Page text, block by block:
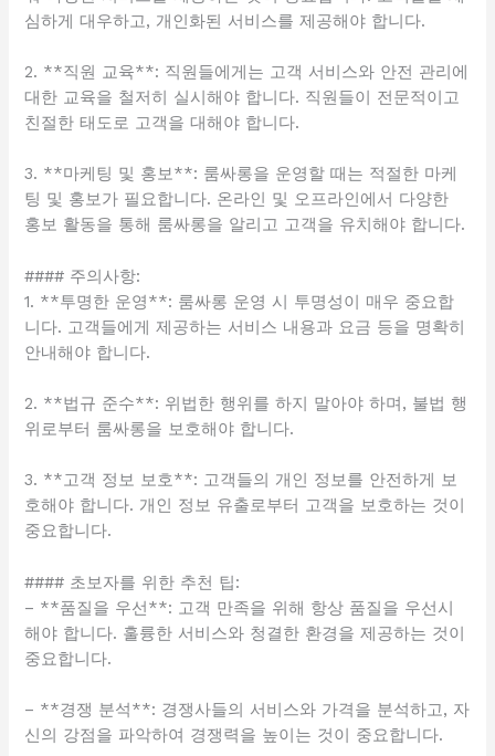
심하게 대우하고, 개인화된 서비스를 제공해야 합니다.
2. **직원 교육**: 직원들에게는 고객 서비스와 안전 관리에
대한 교육을 철저히 실시해야 합니다. 직원들이 전문적이고
친절한 태도로 고객을 대해야 합니다.
3. **마케팅 및 홍보**: 룸싸롱을 운영할 때는 적절한 마케
팅 및 홍보가 필요합니다. 온라인 및 오프라인에서 다양한
홍보 활동을 통해 룸싸롱을 알리고 고객을 유치해야 합니다.
#### 주의사항:
1. **투명한 운영**: 룸싸롱 운영 시 투명성이 매우 중요합
니다. 고객들에게 제공하는 서비스 내용과 요금 등을 명확히
안내해야 합니다.
2. **법규 준수**: 위법한 행위를 하지 말아야 하며, 불법 행
위로부터 룸싸롱을 보호해야 합니다.
3. **고객 정보 보호**: 고객들의 개인 정보를 안전하게 보
호해야 합니다. 개인 정보 유출로부터 고객을 보호하는 것이
중요합니다.
#### 초보자를 위한 추천 팁:
– **품질을 우선**: 고객 만족을 위해 항상 품질을 우선시
해야 합니다. 훌륭한 서비스와 청결한 환경을 제공하는 것이
중요합니다.
– **경쟁 분석**: 경쟁사들의 서비스와 가격을 분석하고, 자
신의 강점을 파악하여 경쟁력을 높이는 것이 중요합니다.